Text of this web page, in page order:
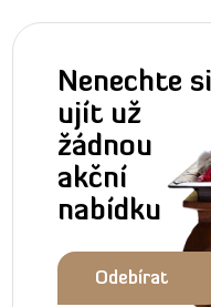
Nenechte si
ujít už
žádnou
akční
nabídku
Odebírat